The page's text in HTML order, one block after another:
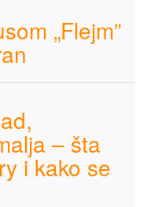
„Flejm”
– šta
i kako se